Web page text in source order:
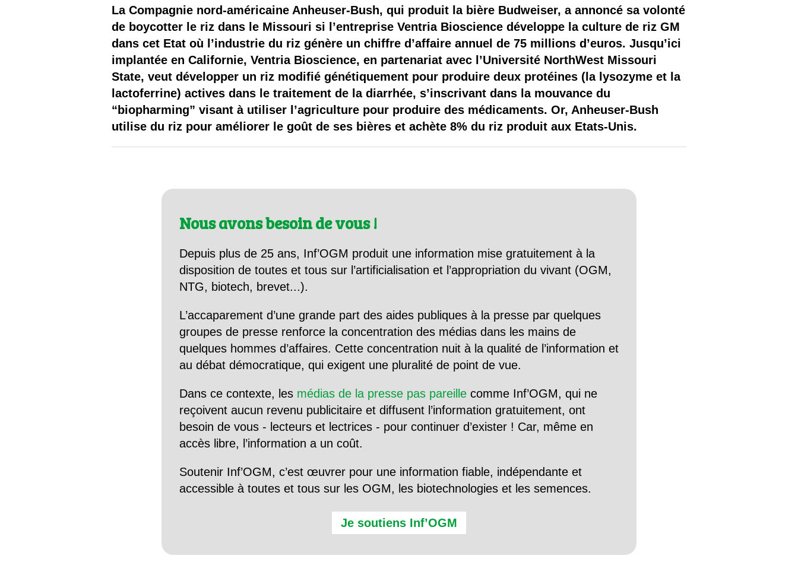
Il y a semence…. et semence
Quels sont les avantages et les inconvénients des OGM ?
La Compagnie nord-américaine Anheuser-Bush, qui produit la bière Budweiser, a annoncé sa volonté
de boycotter le riz dans le Missouri si l’entreprise Ventria Bioscience développe la culture de riz GM
dans cet Etat où l’industrie du riz génère un chiffre d’affaire annuel de 75 millions d’euros. Jusqu’ici
implantée en Californie, Ventria Bioscience, en partenariat avec l’Université NorthWest Missouri
State, veut développer un riz modifié génétiquement pour produire deux protéines (la lysozyme et la
lactoferrine) actives dans le traitement de la diarrhée, s’inscrivant dans la mouvance du
“biopharming” visant à utiliser l’agriculture pour produire des médicaments. Or, Anheuser-Bush
utilise du riz pour améliorer le goût de ses bières et achète 8% du riz produit aux Etats-Unis.
Nous avons besoin de vous !
Depuis plus de 25 ans, Inf’OGM produit une information mise gratuitement à la
disposition de toutes et tous sur l’artificialisation et l’appropriation du vivant (OGM,
NTG, biotech, brevet...).
L’accaparement d’une grande part des aides publiques à la presse par quelques
groupes de presse renforce la concentration des médias dans les mains de
quelques hommes d’affaires. Cette concentration nuit à la qualité de l’information et
au débat démocratique, qui exigent une pluralité de point de vue.
Dans ce contexte, les médias de la presse pas pareille comme Inf’OGM, qui ne
reçoivent aucun revenu publicitaire et diffusent l’information gratuitement, ont
besoin de vous - lecteurs et lectrices - pour continuer d’exister ! Car, même en
accès libre, l’information a un coût.
Soutenir Inf’OGM, c’est œuvrer pour une information fiable, indépendante et
accessible à toutes et tous sur les OGM, les biotechnologies et les semences.
Je soutiens Inf’OGM